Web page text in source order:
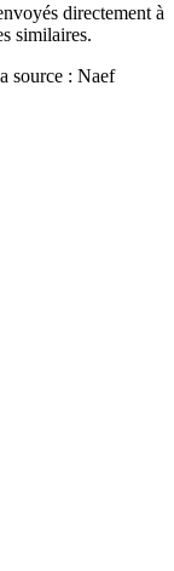
directement à
similaires.
source : Naef